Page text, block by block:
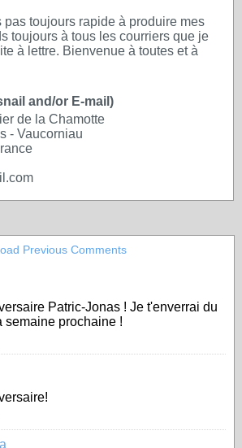
pas toujours rapide à produire mes
toujours à tous les courriers que je
à lettre. Bienvenue à toutes et à
and/or E-mail)
de la Chamotte
- Vaucorniau
Previous Comments
Patric-Jonas ! Je t'enverrai du
semaine prochaine !